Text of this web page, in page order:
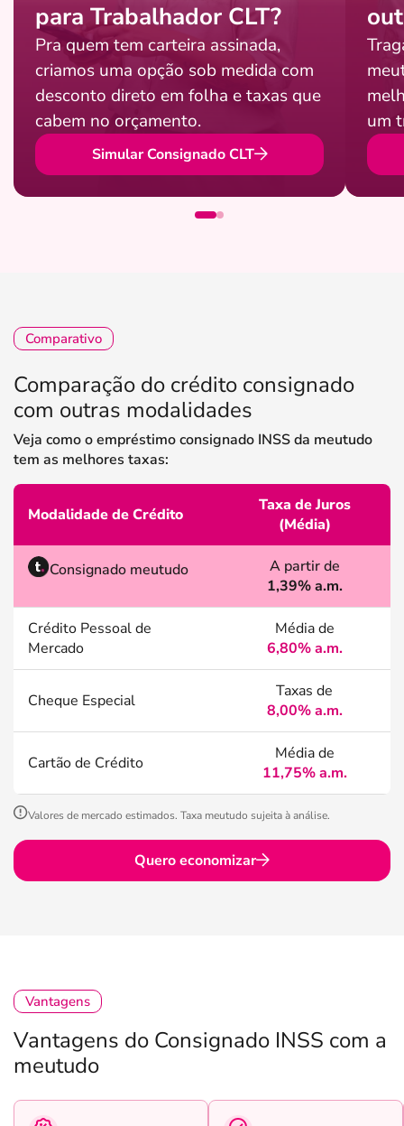
para Trabalhador CLT?
Pra quem tem carteira assinada,
criamos uma opção sob medida com
desconto direto em folha e taxas que
cabem no orçamento.
Simular Consignado CLT
um
Comparativo
Comparação do crédito consignado
com outras modalidades
Veja como o empréstimo consignado INSS da meutudo
tem as melhores taxas:
Modalidade de Crédito
Taxa de Juros
(Média)
Consignado meutudo
A partir de
1,39% a.m.
Crédito Pessoal de
Mercado
Média de
6,80% a.m.
Cheque Especial
Taxas de
8,00% a.m.
Cartão de Crédito
Média de
11,75% a.m.
Valores de mercado estimados. Taxa meutudo sujeita à análise.
Quero economizar
Vantagens
Vantagens do Consignado INSS com a
meutudo